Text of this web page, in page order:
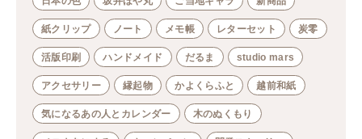
紙クリップ ノート メモ帳 レターセット 炭零
活版印刷 ハンドメイド だるま studio mars
アクセサリー 縁起物 かよくらふと 越前和紙
気になるあの人とカレンダー 木のぬくもり